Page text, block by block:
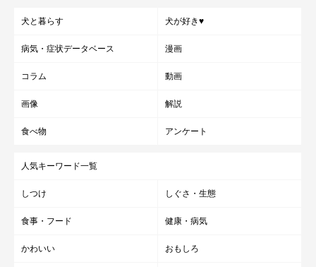
犬と暮らす 犬が好き♥
病気・症状データベース 漫画
コラム 動画
画像 解説
食べ物 アンケート
人気キーワード一覧
しつけ しぐさ・生態
食事・フード 健康・病気
かわいい おもしろ